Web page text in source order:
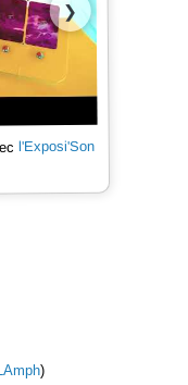
❯
l'Exposi'Son
)